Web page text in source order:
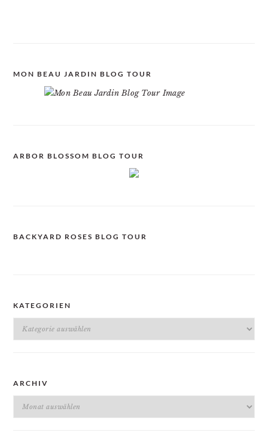
MON BEAU JARDIN BLOG TOUR
ARBOR BLOSSOM BLOG TOUR
BACKYARD ROSES BLOG TOUR
KATEGORIEN
Kategorien
ARCHIV
Archiv